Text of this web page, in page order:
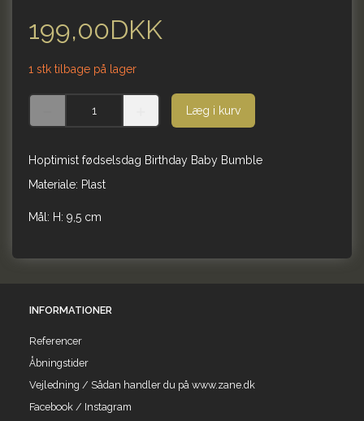
199,00DKK
1 stk tilbage på lager
Læg i kurv
Hoptimist fødselsdag Birthday Baby Bumble
Materiale: Plast
Mål: H: 9,5 cm
INFORMATIONER
Referencer
Åbningstider
Vejledning / Sådan handler du på www.zane.dk
Facebook / Instagram